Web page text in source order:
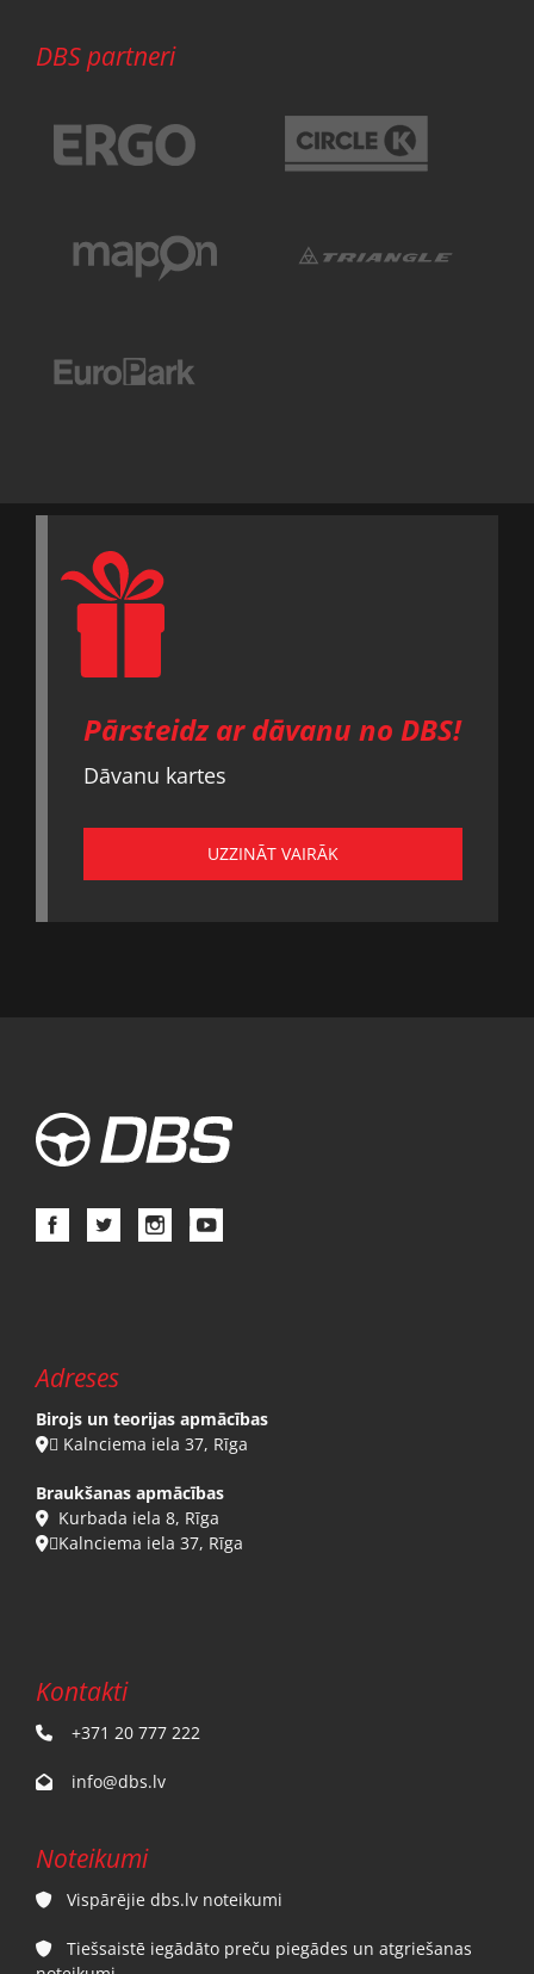
DBS partneri
Pārsteidz ar dāvanu no DBS!
Dāvanu kartes
UZZINĀT VAIRĀK
Adreses
Birojs un teorijas apmācības
 Kalnciema iela 37, Rīga
Braukšanas apmācības
 Kurbada iela 8, Rīga
Kalnciema iela 37, Rīga
Kontakti
 +371 20 777 222
 info@dbs.lv
Noteikumi
 Vispārējie dbs.lv noteikumi

Tiešsaistē iegādāto preču piegādes un atgriešanas